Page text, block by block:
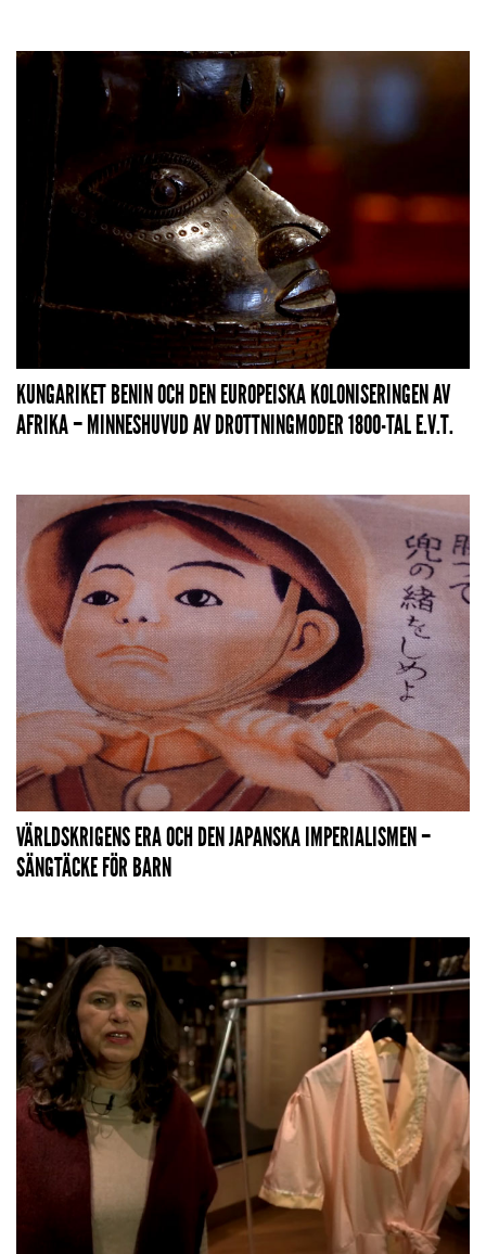
KUNGARIKET BENIN OCH DEN EUROPEISKA KOLONISERINGEN AV
AFRIKA – MINNESHUVUD AV DROTTNINGMODER 1800-TAL E.V.T.
VÄRLDSKRIGENS ERA OCH DEN JAPANSKA IMPERIALISMEN –
SÄNGTÄCKE FÖR BARN